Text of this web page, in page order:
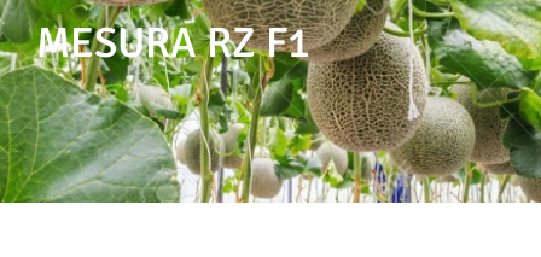
MESURA RZ F1